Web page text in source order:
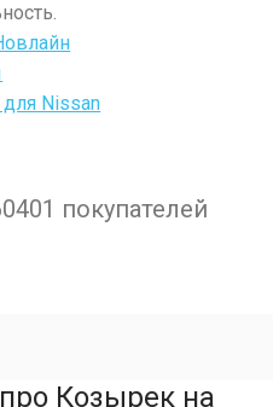
Nissan
покупателей
Козырек на